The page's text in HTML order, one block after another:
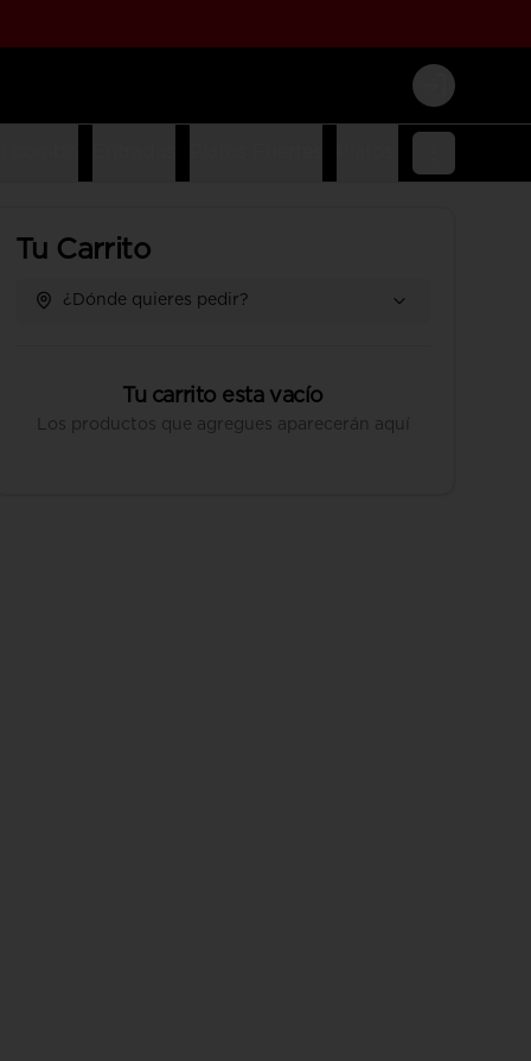
Login
Tu Carrito
¿Dónde quieres pedir?
Tu carrito esta vacío
Los productos que agregues aparecerán aquí